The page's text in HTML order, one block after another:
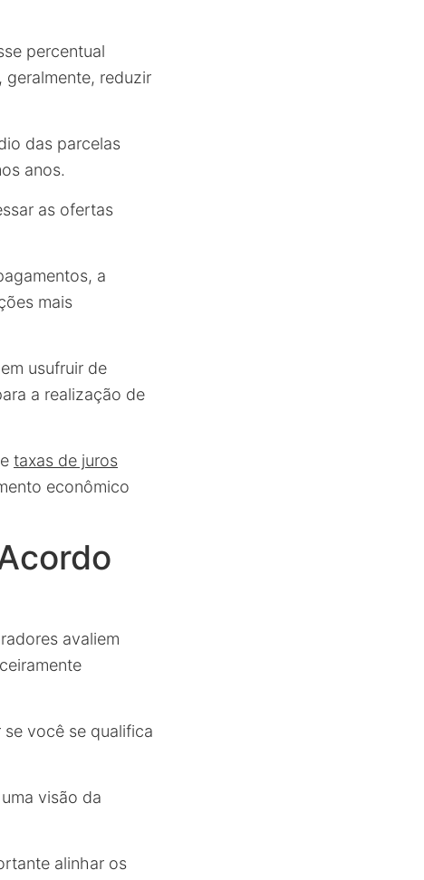
percentual
reduzir
das parcelas
anos.
as ofertas
a
mais
usufruir de
a realização de
taxas de juros
econômico
avaliem
você se qualifica
visão da
alinhar os